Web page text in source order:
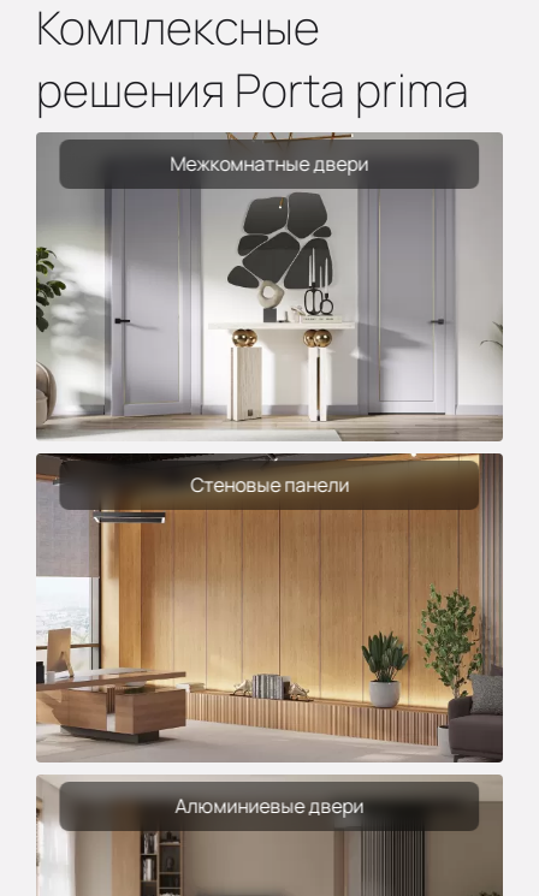
Комплексные
решения Porta prima
Межкомнатные двери
Стеновые панели
Алюминиевые двери